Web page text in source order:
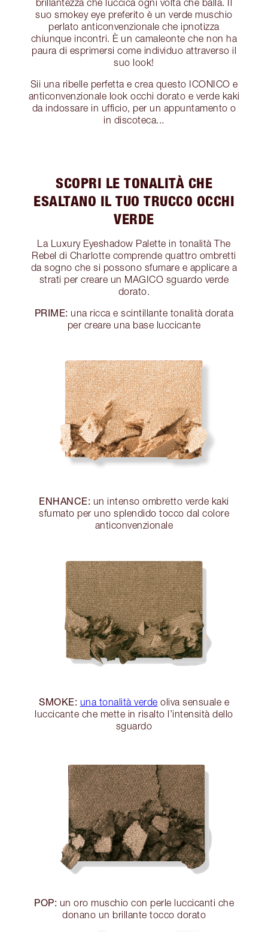
brillantezza che luccica ogni volta che balla. Il
suo smokey eye preferito è un verde muschio
perlato anticonvenzionale che ipnotizza
chiunque incontri. È un camaleonte che non ha
paura di esprimersi come individuo attraverso il
suo look!
Sii una ribelle perfetta e crea questo ICONICO e
anticonvenzionale look occhi dorato e verde kaki
da indossare in ufficio, per un appuntamento o
in discoteca...
SCOPRI LE TONALITÀ CHE
ESALTANO IL TUO TRUCCO OCCHI
VERDE
La Luxury Eyeshadow Palette in tonalità The
Rebel di Charlotte comprende quattro ombretti
da sogno che si possono sfumare e applicare a
strati per creare un MAGICO sguardo verde
dorato.
PRIME: una ricca e scintillante tonalità dorata
per creare una base luccicante
ENHANCE: un intenso ombretto verde kaki
sfumato per uno splendido tocco dal colore
anticonvenzionale
SMOKE: una tonalità verde oliva sensuale e
luccicante che mette in risalto l’intensità dello
sguardo
POP: un oro muschio con perle luccicanti che
donano un brillante tocco dorato